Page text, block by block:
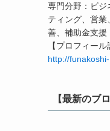
専門分野：ビジ
ティング、営業
善、補助金支援
【プロフィール
http://
【最新のブ